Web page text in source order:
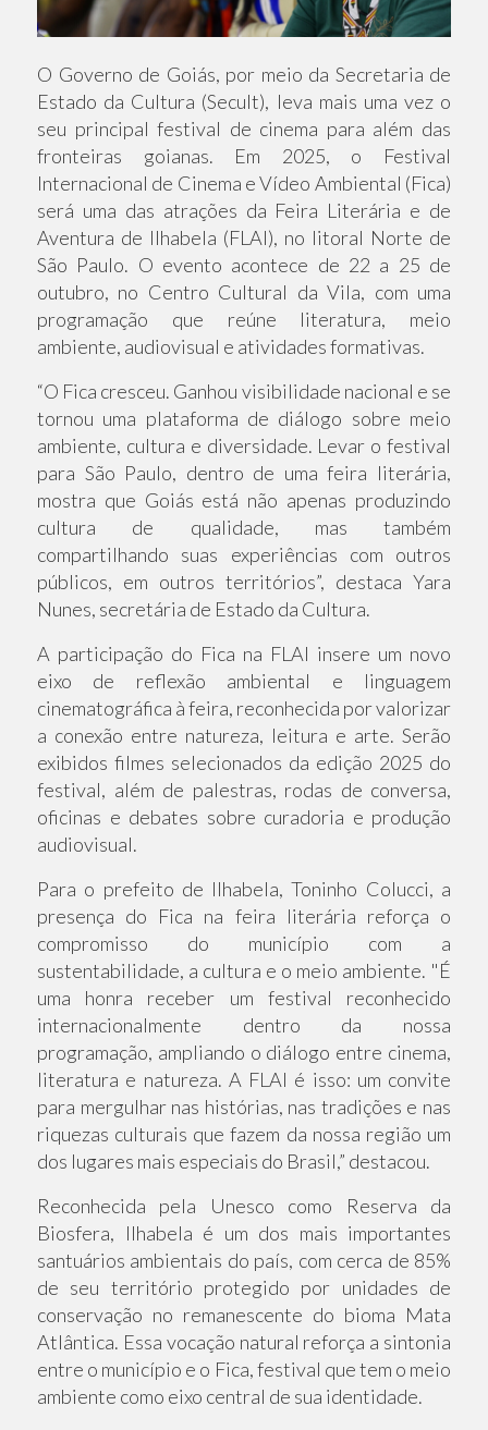
O Governo de Goiás, por meio da Secretaria de
Estado da Cultura (Secult), leva mais uma vez o
seu principal festival de cinema para além das
fronteiras goianas. Em 2025, o Festival
Internacional de Cinema e Vídeo Ambiental (Fica)
será uma das atrações da Feira Literária e de
Aventura de Ilhabela (FLAI), no litoral Norte de
São Paulo. O evento acontece de 22 a 25 de
outubro, no Centro Cultural da Vila, com uma
programação que reúne literatura, meio
ambiente, audiovisual e atividades formativas.
“O Fica cresceu. Ganhou visibilidade nacional e se
tornou uma plataforma de diálogo sobre meio
ambiente, cultura e diversidade. Levar o festival
para São Paulo, dentro de uma feira literária,
mostra que Goiás está não apenas produzindo
cultura de qualidade, mas também
compartilhando suas experiências com outros
públicos, em outros territórios”, destaca Yara
Nunes, secretária de Estado da Cultura.
A participação do Fica na FLAI insere um novo
eixo de reflexão ambiental e linguagem
cinematográfica à feira, reconhecida por valorizar
a conexão entre natureza, leitura e arte. Serão
exibidos filmes selecionados da edição 2025 do
festival, além de palestras, rodas de conversa,
oficinas e debates sobre curadoria e produção
audiovisual.
Para o prefeito de Ilhabela, Toninho Colucci, a
presença do Fica na feira literária reforça o
compromisso do município com a
sustentabilidade, a cultura e o meio ambiente. "É
uma honra receber um festival reconhecido
internacionalmente dentro da nossa
programação, ampliando o diálogo entre cinema,
literatura e natureza. A FLAI é isso: um convite
para mergulhar nas histórias, nas tradições e nas
riquezas culturais que fazem da nossa região um
dos lugares mais especiais do Brasil,” destacou.
Reconhecida pela Unesco como Reserva da
Biosfera, Ilhabela é um dos mais importantes
santuários ambientais do país, com cerca de 85%
de seu território protegido por unidades de
conservação no remanescente do bioma Mata
Atlântica. Essa vocação natural reforça a sintonia
entre o município e o Fica, festival que tem o meio
ambiente como eixo central de sua identidade.